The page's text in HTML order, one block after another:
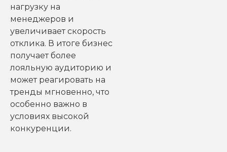
нагрузку на
менеджеров и
увеличивает скорость
отклика. В итоге бизнес
получает более
лояльную аудиторию и
может реагировать на
тренды мгновенно, что
особенно важно в
условиях высокой
конкуренции.